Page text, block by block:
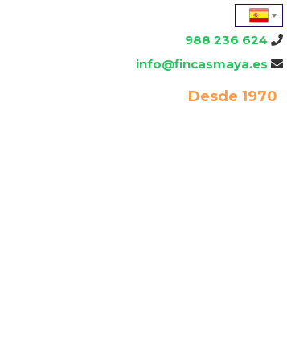
988 236 624
info@fincasmaya.es
Desde 1970